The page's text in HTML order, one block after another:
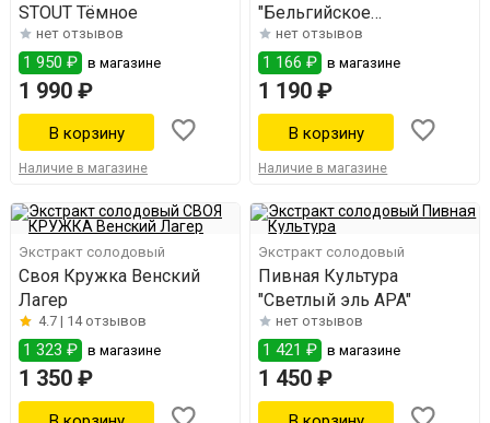
STOUT Тёмное
нет отзывов
1 950 ₽ в магазине
1 990 ₽
Наличие в магазине
"Бельгийское
Пшеничное"
нет отзывов
1 166 ₽ в магазине
1 190 ₽
Наличие в магазине
Экстракт солодовый
Своя Кружка Венский
Лагер
4.7 | 14 отзывов
1 323 ₽ в магазине
1 350 ₽
Экстракт солодовый
Пивная Культура
"Светлый эль АPA"
нет отзывов
1 421 ₽ в магазине
1 450 ₽